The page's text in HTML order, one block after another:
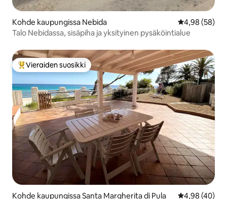
Kohde kaupungissa Nebida
4,98 (58)
Talo Nebidassa, sisäpiha ja yksityinen pysäköintialue
Vieraiden suosikkien parhaimmistoa
Vieraiden suosikki
Kohde kaupungissa Santa Margherita di Pula
4,98 (40)